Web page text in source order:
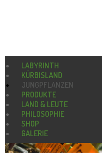
LABYRINTH
KÜRBISLAND
JUNGPFLANZEN
PRODUKTE
LAND & LEUTE
PHILOSOPHIE
SHOP
GALERIE